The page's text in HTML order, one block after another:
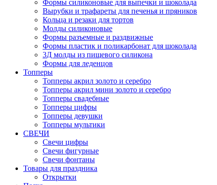
Формы силиконовые для выпечки и шоколада
Вырубки и трафареты для печенья и пряников
Кольца и резаки для тортов
Молды силиконовые
Формы разъемные и раздвижные
Формы пластик и поликарбонат для шоколада
3Д молды из пищевого силикона
Формы для леденцов
Топперы
Топперы акрил золото и серебро
Топперы акрил мини золото и серебро
Топперы свадебные
Топперы цифры
Топперы девушки
Топперы мультики
СВЕЧИ
Свечи цифры
Свечи фигурные
Свечи фонтаны
Товары для праздника
Открытки